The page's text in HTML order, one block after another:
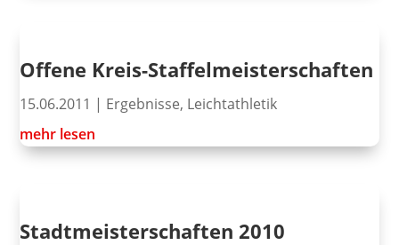
Offene Kreis-Staffelmeisterschaften
15.06.2011 | Ergebnisse, Leichtathletik
mehr lesen
Stadtmeisterschaften 2010